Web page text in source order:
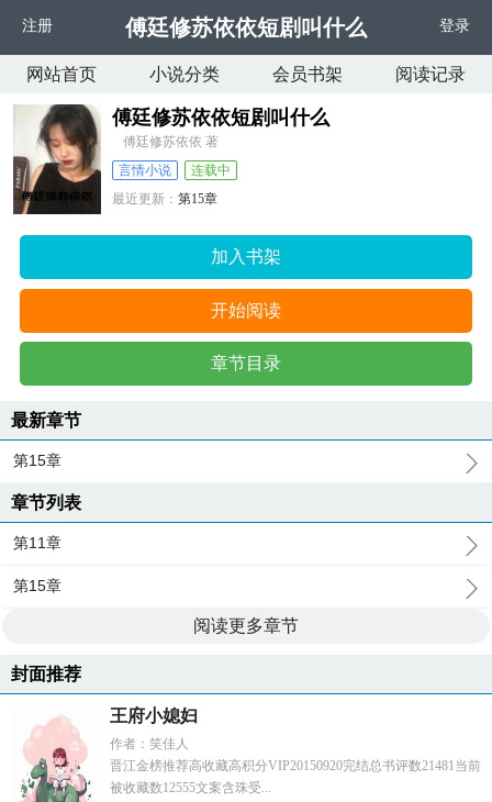
注册 傅廷修苏依依短剧叫什么 登录
网站首页 小说分类 会员书架 阅读记录
傅廷修苏依依短剧叫什么
傅廷修苏依依 著
言情小说
连载中
最近更新：第15章
加入书架
开始阅读
章节目录
最新章节
第15章
章节列表
第11章
第15章
阅读更多章节
封面推荐
王府小媳妇
作者：笑佳人
晋江金榜推荐高收藏高积分VIP20150920完结总书评数21481当前
被收藏数12555文案含珠受...